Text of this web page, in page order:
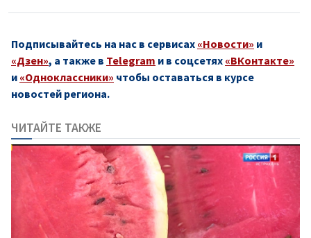
Подписывайтесь на нас в сервисах «Новости» и
«Дзен», а также в Telegram и в соцсетях «ВКонтакте»
и «Одноклассники» чтобы оставаться в курсе
новостей региона.
ЧИТАЙТЕ ТАКЖЕ